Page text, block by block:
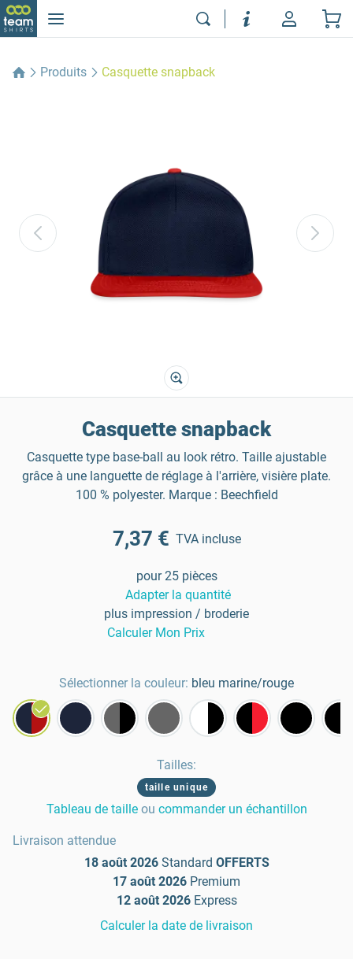
Produits Casquette snapback
Casquette snapback
Casquette type base-ball au look rétro. Taille ajustable
grâce à une languette de réglage à l'arrière, visière plate.
100 % polyester. Marque : Beechfield
7,37 € TVA incluse
pour 25 pièces
Adapter la quantité
plus impression / broderie
Calculer Mon Prix
Sélectionner la couleur: bleu marine/rouge
Tailles:
taille unique
Tableau de taille ou commander un échantillon
Livraison attendue
18 août 2026 Standard OFFERTS
17 août 2026 Premium
12 août 2026 Express
Calculer la date de livraison